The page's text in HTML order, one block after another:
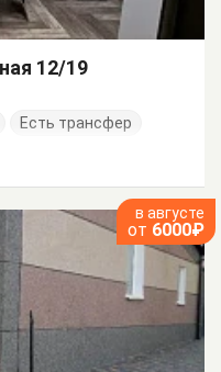
12/19
Есть трансфер
в августе
от 6000₽